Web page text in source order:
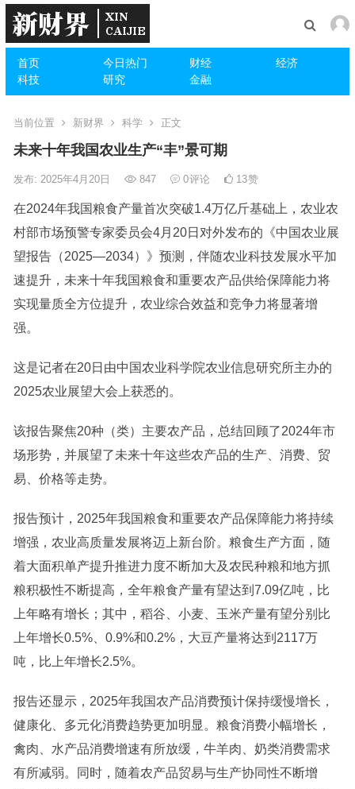
首页 今日热门 财经
经济
科技
研究 金融
当前位置 新财界 科学 正文
未来十年我国农业生产“丰”景可期
发布: 2025年4月20日 847 0评论 13赞
在2024年我国粮食产量首次突破1.4万亿斤基础上，农业农
村部市场预警专家委员会4月20日对外发布的《中国农业展
望报告（2025—2034）》预测，伴随农业科技发展水平加
速提升，未来十年我国粮食和重要农产品供给保障能力将
实现量质全方位提升，农业综合效益和竞争力将显著增
强。
这是记者在20日由中国农业科学院农业信息研究所主办的
2025农业展望大会上获悉的。
该报告聚焦20种（类）主要农产品，总结回顾了2024年市
场形势，并展望了未来十年这些农产品的生产、消费、贸
易、价格等走势。
报告预计，2025年我国粮食和重要农产品保障能力将持续
增强，农业高质量发展将迈上新台阶。粮食生产方面，随
着大面积单产提升推进力度不断加大及农民种粮和地方抓
粮积极性不断提高，全年粮食产量有望达到7.09亿吨，比
上年略有增长；其中，稻谷、小麦、玉米产量有望分别比
上年增长0.5%、0.9%和0.2%，大豆产量将达到2117万
吨，比上年增长2.5%。
报告还显示，2025年我国农产品消费预计保持缓慢增长，
健康化、多元化消费趋势更加明显。粮食消费小幅增长，
禽肉、水产品消费增速有所放缓，牛羊肉、奶类消费需求
有所减弱。同时，随着农产品贸易与生产协同性不断增